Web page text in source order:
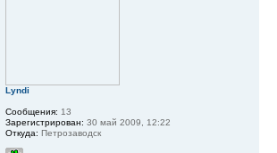
Lyndi
Сообщения: 13
Зарегистрирован: 30 май 2009, 12:22
Откуда: Петрозаводск